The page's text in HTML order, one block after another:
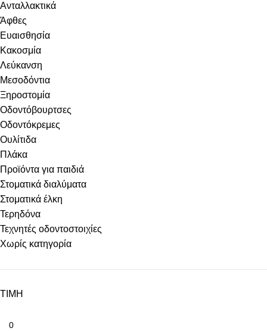
Ανταλλακτικά
Άφθες
Ευαισθησία
Κακοσμία
Λεύκανση
Μεσοδόντια
Ξηροστομία
Οδοντόβουρτσες
Οδοντόκρεμες
Ουλίτιδα
Πλάκα
Προϊόντα για παιδιά
Στοματικά διαλύματα
Στοματικά έλκη
Τερηδόνα
Τεχνητές οδοντοστοιχίες
Χωρίς κατηγορία
ΤΙΜΗ